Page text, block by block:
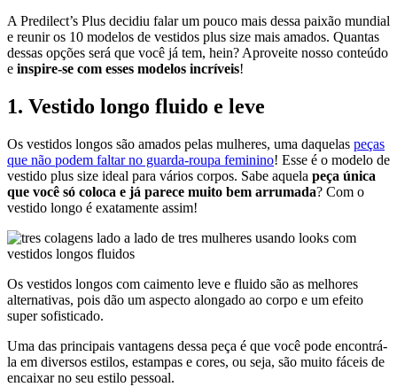
A Predilect’s Plus decidiu falar um pouco mais dessa paixão mundial
e reunir os 10 modelos de vestidos plus size mais amados. Quantas
dessas opções será que você já tem, hein? Aproveite nosso conteúdo
e inspire-se com esses modelos incríveis!
1. Vestido longo fluido e leve
Os vestidos longos são amados pelas mulheres, uma daquelas peças
que não podem faltar no guarda-roupa feminino! Esse é o modelo de
vestido plus size ideal para vários corpos. Sabe aquela peça única
que você só coloca e já parece muito bem arrumada? Com o
vestido longo é exatamente assim!
Os vestidos longos com caimento leve e fluido são as melhores
alternativas, pois dão um aspecto alongado ao corpo e um efeito
super sofisticado.
Uma das principais vantagens dessa peça é que você pode encontrá-
la em diversos estilos, estampas e cores, ou seja, são muito fáceis de
encaixar no seu estilo pessoal.